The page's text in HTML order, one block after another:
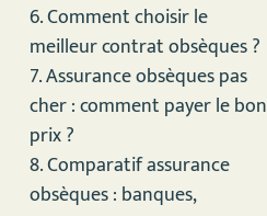
6. Comment choisir le
meilleur contrat obsèques ?
7. Assurance obsèques pas
cher : comment payer le bon
prix ?
8. Comparatif assurance
obsèques : banques,